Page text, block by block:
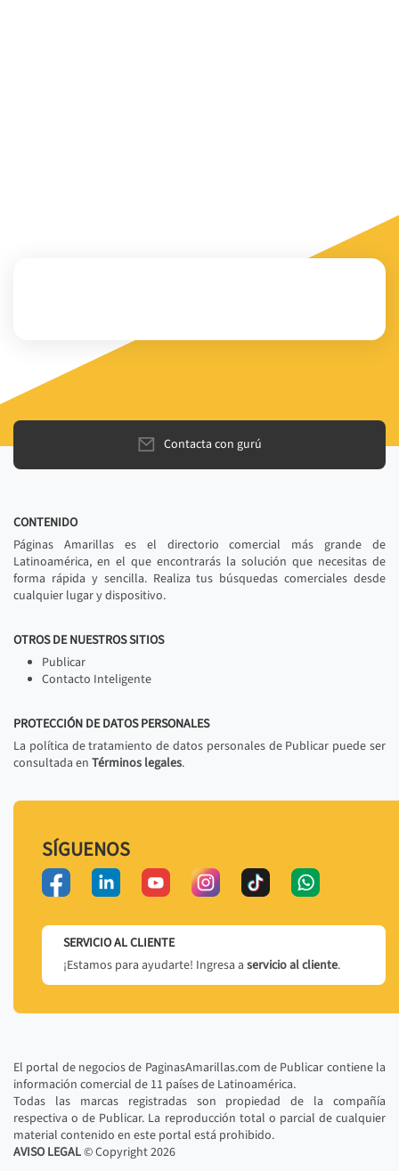
Contacta con gurú
CONTENIDO
Páginas Amarillas es el directorio comercial más grande de
Latinoamérica, en el que encontrarás la solución que necesitas de
forma rápida y sencilla. Realiza tus búsquedas comerciales desde
cualquier lugar y dispositivo.
OTROS DE NUESTROS SITIOS
Publicar
Contacto Inteligente
PROTECCIÓN DE DATOS PERSONALES
La política de tratamiento de datos personales de Publicar puede ser
consultada en Términos legales.
SÍGUENOS
SERVICIO AL CLIENTE
¡Estamos para ayudarte! Ingresa a servicio al cliente.
El portal de negocios de PaginasAmarillas.com de Publicar contiene la
información comercial de 11 países de Latinoamérica.
Todas las marcas registradas son propiedad de la compañía
respectiva o de Publicar. La reproducción total o parcial de cualquier
material contenido en este portal está prohibido.
AVISO LEGAL© Copyright2026